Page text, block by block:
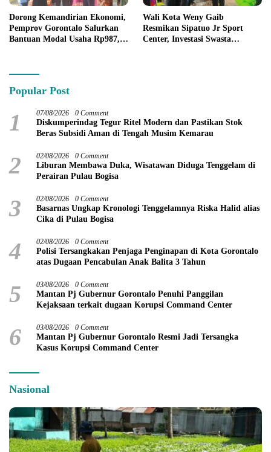
Dorong Kemandirian Ekonomi,
Pemprov Gorontalo Salurkan
Bantuan Modal Usaha Rp987,5
Wali Kota Weny Gaib
Resmikan Sipatuo Jr Sport
Center, Investasi Swasta
Popular Post
1 07/08/2026 0 Comment
Diskumperindag Tegur Ritel Modern dan Pastikan Stok
Beras Subsidi Aman di Tengah Musim Kemarau
2 02/08/2026 0 Comment
Liburan Membawa Duka, Wisatawan Diduga Tenggelam di
Perairan Pulau Bogisa
3 02/08/2026 0 Comment
Basarnas Ungkap Kronologi Tenggelamnya Riska Halid alias
Cika di Pulau Bogisa
4 02/08/2026 0 Comment
Polisi Tersangkakan Penjaga Penginapan di Kota Gorontalo
atas Dugaan Pencabulan Anak Balita 3 Tahun
5 03/08/2026 0 Comment
Mantan Pj Gubernur Gorontalo Penuhi Panggilan
Kejaksaan terkait dugaan Korupsi Command Center
6 03/08/2026 0 Comment
Mantan Pj Gubernur Gorontalo Resmi Jadi Tersangka
Kasus Korupsi Command Center
Nasional